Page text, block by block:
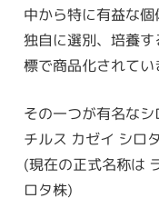
中から特に有益な
独自に選別、培養
標で商品化されてい
その一つが有名な
チルス カゼイ シロ
(現在の正式名称は
ロタ株)